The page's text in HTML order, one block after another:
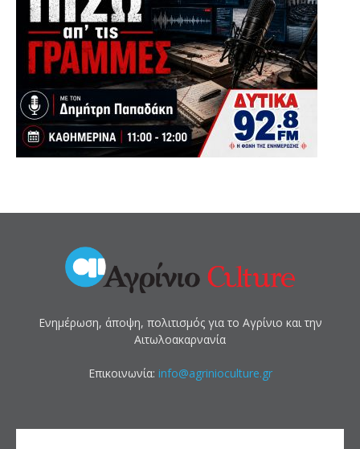
Ενημέρωση, άποψη, πολιτισμός για το Αγρίνιο και την
Αιτωλοακαρνανία
Επικοινωνία: info@agrinioculture.gr